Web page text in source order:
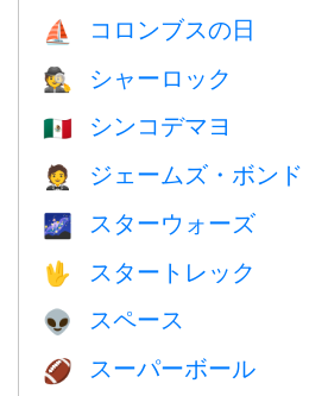
⛵️ コロンブスの日
🕵️ シャーロック
🇲🇽 シンコデマヨ
🤵 ジェームズ・ボンド
🌌 スターウォーズ
🖖 スタートレック
👽 スペース
🏈 スーパーボール